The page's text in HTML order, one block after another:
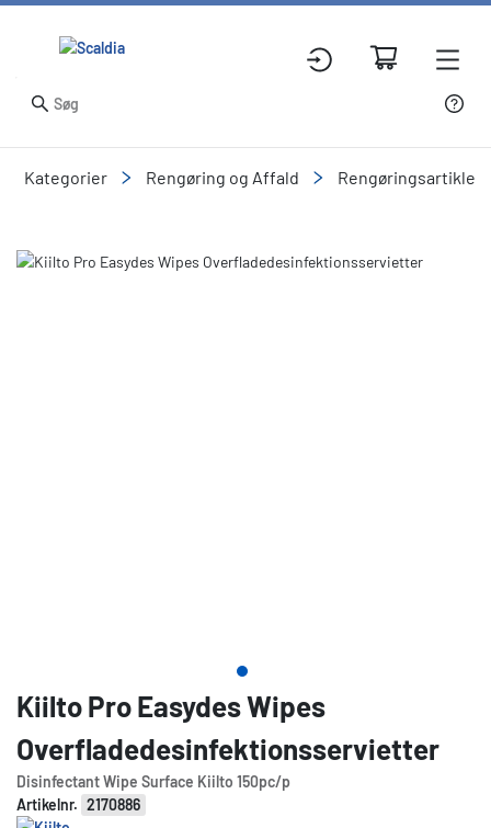
Kategorier Rengøring og Affald Rengøringsartikler
Slide 1 of 1
Kiilto Pro Easydes Wipes
Overfladedesinfektionsservietter
Disinfectant Wipe Surface Kiilto 150pc/p
Artikelnr. 2170886